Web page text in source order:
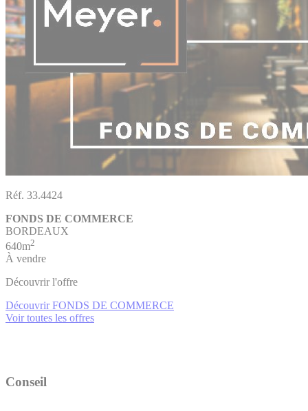
Réf. 33.4424
FONDS DE COMMERCE
BORDEAUX
640m2
À vendre
Découvrir l'offre
Découvrir FONDS DE COMMERCE
Voir toutes les offres
Conseil